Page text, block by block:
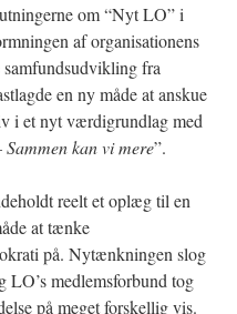
om “Nyt LO” i
af organisationens
fra
en ny måde at anskue
i et nyt værdigrundlag med
Sammen kan vi mere”.
reelt et oplæg til en
at tænke
på. Nytænkningen slog
LO’s medlemsforbund tog
på meget forskellig vis.